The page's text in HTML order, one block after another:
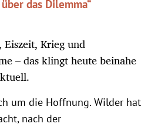
das Dilemma“
Krieg und
– das klingt heute beinahe
um die Hoffnung. Wilder hat
nach der